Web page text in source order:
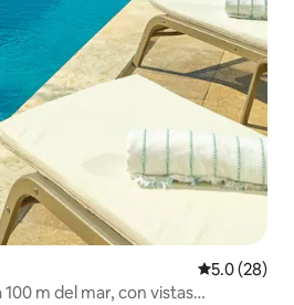
Calificación
5.0 (28)
100 m del mar, con vistas